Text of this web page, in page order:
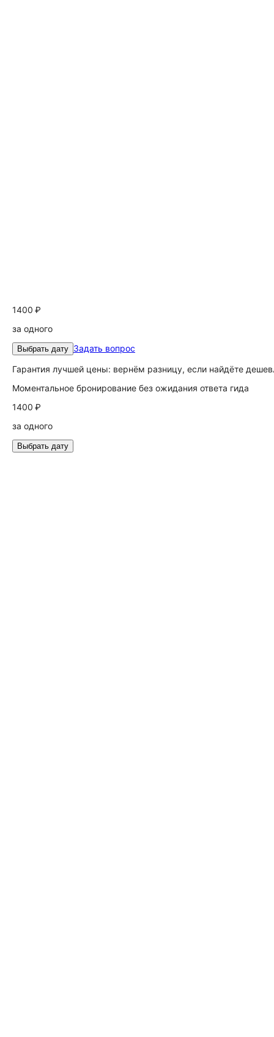
1400 ₽
за одного
Выбрать дату Задать вопрос
Гарантия лучшей цены: вернём разницу, если найдёте
Моментальное бронирование без ожидания ответа гида
1400 ₽
за одного
Выбрать дату